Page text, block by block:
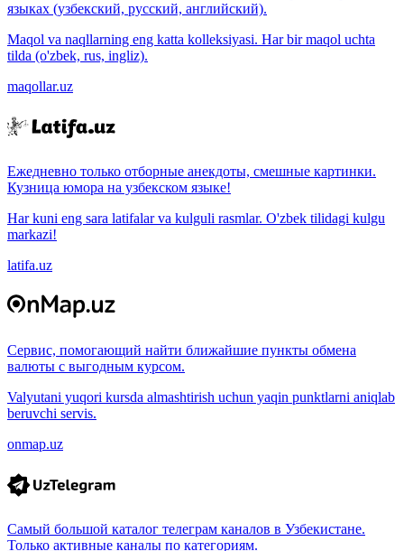
языках (узбекский, русский, английский).
Maqol va naqllarning eng katta kolleksiyasi. Har bir maqol uchta
tilda (o'zbek, rus, ingliz).
maqollar.uz
Ежедневно только отборные анекдоты, смешные картинки.
Кузница юмора на узбекском языке!
Har kuni eng sara latifalar va kulguli rasmlar. O'zbek tilidagi kulgu
markazi!
latifa.uz
Сервис, помогающий найти ближайшие пункты обмена
валюты с выгодным курсом.
Valyutani yuqori kursda almashtirish uchun yaqin punktlarni aniqlab
beruvchi servis.
onmap.uz
Самый большой каталог телеграм каналов в Узбекистане.
Только активные каналы по категориям.